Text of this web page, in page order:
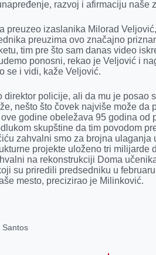
razvoj i afirmaciju naše
preuzeo izaslanika Milorad
preuzima ovo značajno
tim pre što sam danas video
ponosni, rekao je Veljović i
se i vidi, kaže Veljović.
direktor policije, ali da mu je posao
nešto što čovek najviše može da
godine obeležava 95 godina od
skupštine da tim povodom
zahvalni smo za brojna
projekte uloženo tri milijarde
na rekonstrukciji Doma
su priredili predsedniku u
mesto, precizirao je Milinković.
Santos